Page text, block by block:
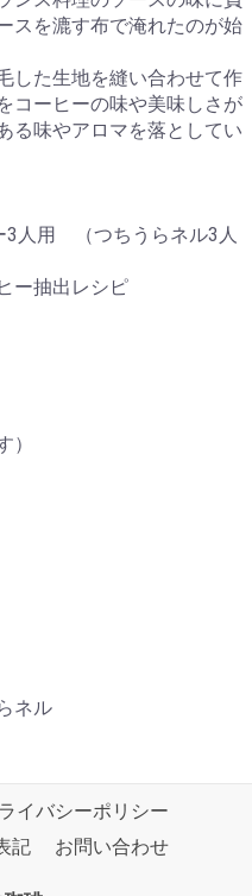
スを漉す布で淹れたのが始
した生地を縫い合わせて作
コーヒーの味や美味しさが
る味やアロマを落としてい
3人用 （つちうらネル3人
ー抽出レシピ
ネル
イバシーポリシー
記
お問い合わせ